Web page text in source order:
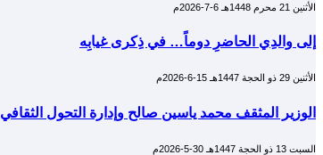
الأثنين 21 محرم 1448هـ 6-7-2026م
إلى والدِي الحاضرِ دوماً… في ذِكرى غيابِه
الأثنين 29 ذو الحجة 1447هـ 15-6-2026م
الوزير المثقف محمد ياسين صالح وإدارة التحول الثقافي
السبت 13 ذو الحجة 1447هـ 30-5-2026م